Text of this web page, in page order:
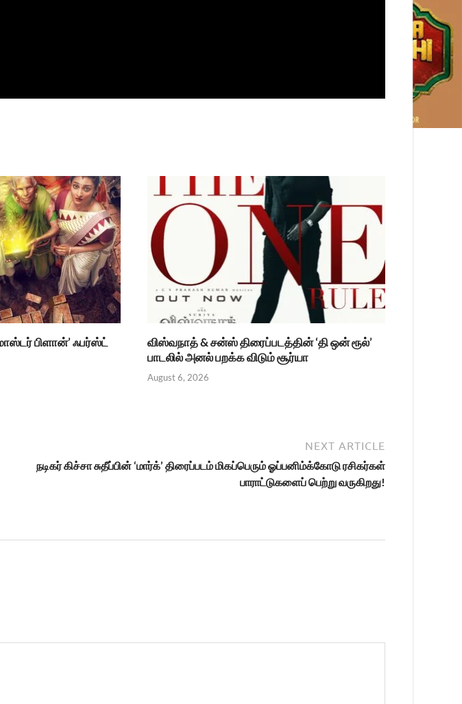
பிளான்’ ஃபர்ஸ்ட்
விஸ்வநாத் & சன்ஸ் திரைப்படத்தின் ‘தி ஒன் ரூல்’
பாடலில் அனல் பறக்க விடும் சூர்யா
August 6, 2026
NEXT ARTICLE
நடிகர் கிச்சா சுதீப்பின் ‘மார்க்’ திரைப்படம் மிகப்பெரும் ஓப்பனிம்க்கோடு ரசிகர்கள்
பாராட்டுகளைப் பெற்று வருகிறது!